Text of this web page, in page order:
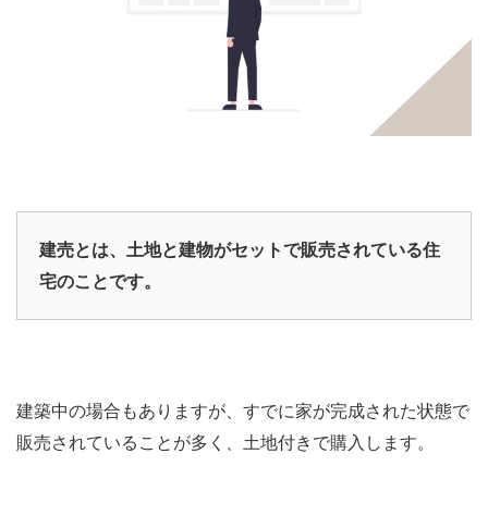
建売とは、土地と建物がセットで販売されている住
宅のことです。
建築中の場合もありますが、すでに家が完成された状態で
販売されていることが多く、土地付きで購入します。